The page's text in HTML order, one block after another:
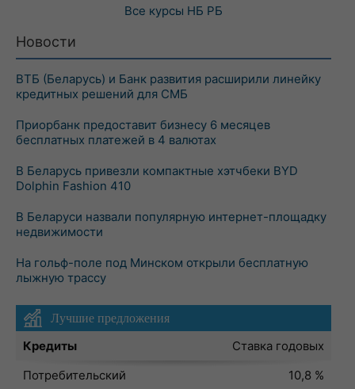
Все курсы НБ РБ
Новости
ВТБ (Беларусь) и Банк развития расширили линейку
кредитных решений для СМБ
Приорбанк предоставит бизнесу 6 месяцев
бесплатных платежей в 4 валютах
В Беларусь привезли компактные хэтчбеки BYD
Dolphin Fashion 410
В Беларуси назвали популярную интернет-площадку
недвижимости
На гольф-поле под Минском открыли бесплатную
лыжную трассу
Лучшие предложения
Кредиты
Ставка годовых
Потребительский
10,8 %